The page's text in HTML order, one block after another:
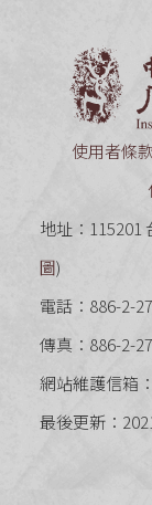
使用者條
地址：115201
圖)
電話：886-2-
傳真：886-2-
網站維護信箱：
最後更新：